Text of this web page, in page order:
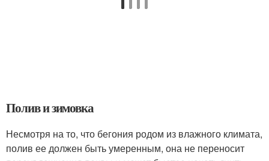
Полив и зимовка
Несмотря на то, что бегония родом из влажного климата,
полив ее должен быть умеренным, она не переносит